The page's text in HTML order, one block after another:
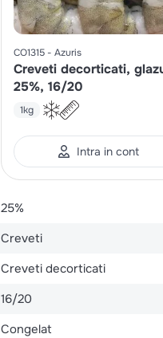
CO1315 Azuris
Creveti decorticati,
25%, 16/20
1kg
Intra in cont
25%
Creveti
Creveti decorticati
16/20
Congelat